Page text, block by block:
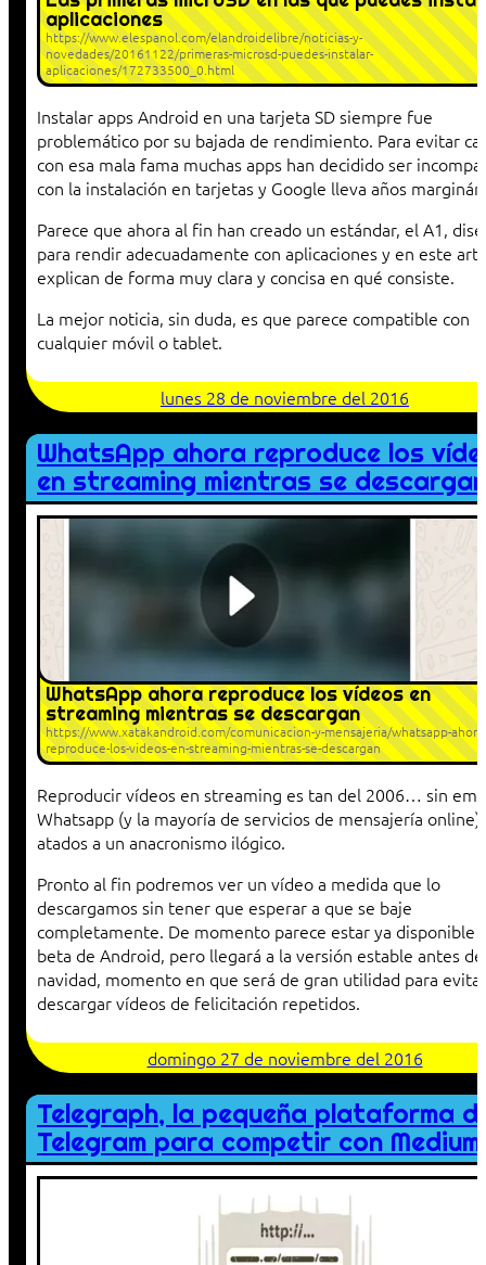
aplicaciones
https://www.elespanol.com/elandroidelibre/noticias-y-
novedades/20161122/primeras-microsd-puedes-instalar-
aplicaciones/172733500_0.html
Instalar apps Android en una tarjeta SD siempre fue
problemático por su bajada de rendimiento. Para evitar
con esa mala fama muchas apps han decidido ser
con la instalación en tarjetas y Google lleva años
Parece que ahora al fin han creado un estándar, el A1,
para rendir adecuadamente con aplicaciones y en este
explican de forma muy clara y concisa en qué consiste.
La mejor noticia, sin duda, es que parece compatible con
cualquier móvil o tablet.
lunes 28 de noviembre del 2016
WhatsApp ahora reproduce los
en streaming mientras se descargan
WhatsApp ahora reproduce los vídeos en
streaming mientras se descargan
https://www.xatakandroid.com/comunicacion-y-mensajeria/whatsapp-ahora-
reproduce-los-videos-en-streaming-mientras-se-descargan
Reproducir vídeos en streaming es tan del 2006… sin
Whatsapp (y la mayoría de servicios de mensajería online)
atados a un anacronismo ilógico.
Pronto al fin podremos ver un vídeo a medida que lo
descargamos sin tener que esperar a que se baje
completamente. De momento parece estar ya disponible
beta de Android, pero llegará a la versión estable antes de
navidad, momento en que será de gran utilidad para evitar
descargar vídeos de felicitación repetidos.
domingo 27 de noviembre del 2016
Telegraph, la pequeña plataforma
Telegram para competir con Medium